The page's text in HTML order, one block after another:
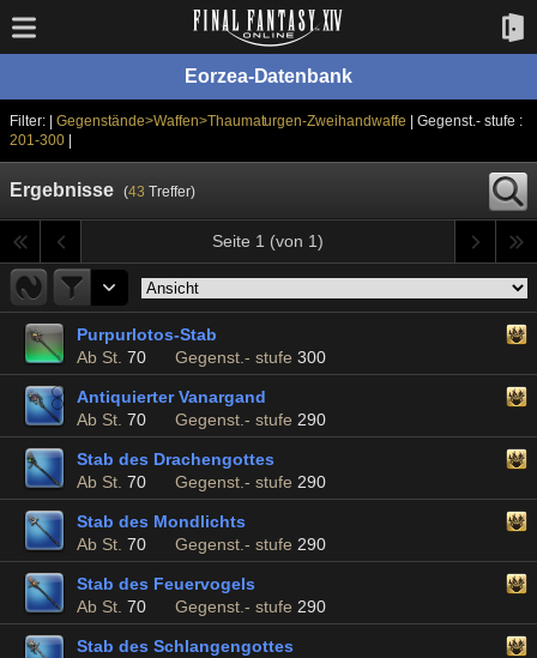
Eorzea-Datenbank
Filter: | Gegenstände>Waffen>Thaumaturgen-Zweihandwaffe
| Gegenst.- stufe :
201-300|
Ergebnisse (43 Treffer)
Seite 1 (von 1)
Purpurlotos-Stab
Ab St. 70 Gegenst.- stufe 300
Antiquierter Vanargand
Ab St. 70 Gegenst.- stufe 290
Stab des Drachengottes
Ab St. 70 Gegenst.- stufe 290
Stab des Mondlichts
Ab St. 70 Gegenst.- stufe 290
Stab des Feuervogels
Ab St. 70 Gegenst.- stufe 290
Stab des Schlangengottes